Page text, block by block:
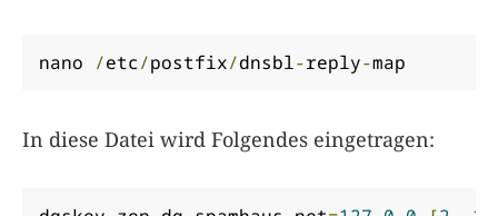
nano /etc/postfix/dnsbl-reply-map
In diese Datei wird Folgendes eingetragen: